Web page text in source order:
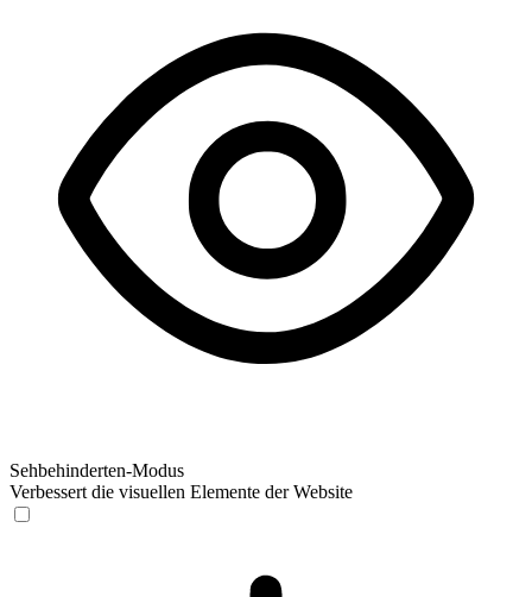
Sehbehinderten-Modus
Verbessert die visuellen Elemente der Website